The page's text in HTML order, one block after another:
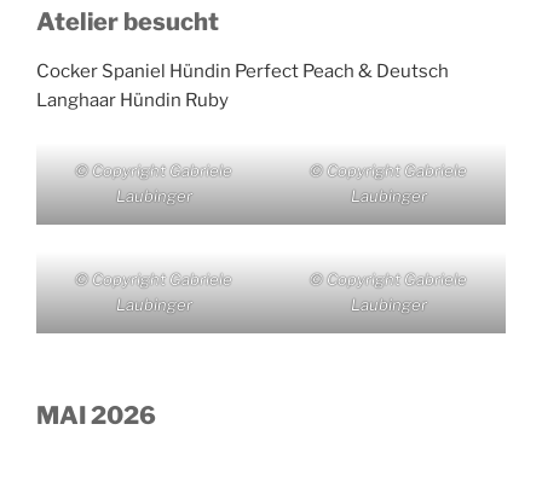
Atelier besucht
Cocker Spaniel Hündin Perfect Peach & Deutsch
Langhaar Hündin Ruby
© Copyright Gabriele
Laubinger
© Copyright Gabriele
Laubinger
© Copyright Gabriele
Laubinger
© Copyright Gabriele
Laubinger
MAI 2026